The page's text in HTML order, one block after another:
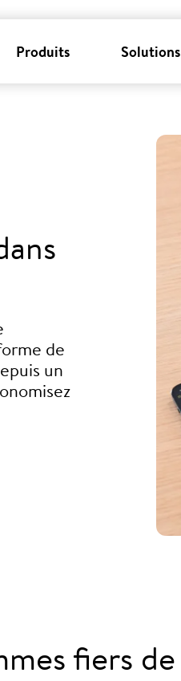
Produits Solutions
de
un
fiers de